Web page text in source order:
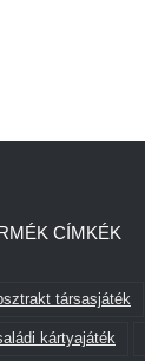
CÍMKÉK
társasjáték
kártyajáték